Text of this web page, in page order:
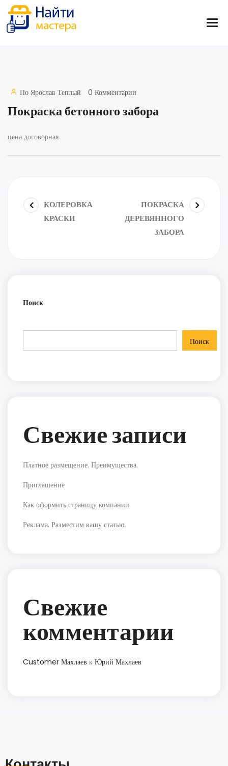
По Ярослав Теплый 0 Комментарии
Покраска бетонного забора
цена договорная
КОЛЕРОВКА
КРАСКИ
ПОКРАСКА
ДЕРЕВЯННОГО
ЗАБОРА
Поиск
Поиск
Свежие записи
Платное размещение. Преимущества.
Приглашение
Как оформить страницу компании.
Реклама. Разместим вашу статью.
Свежие
комментарии
Customer Махлаев к Юрий Махлаев